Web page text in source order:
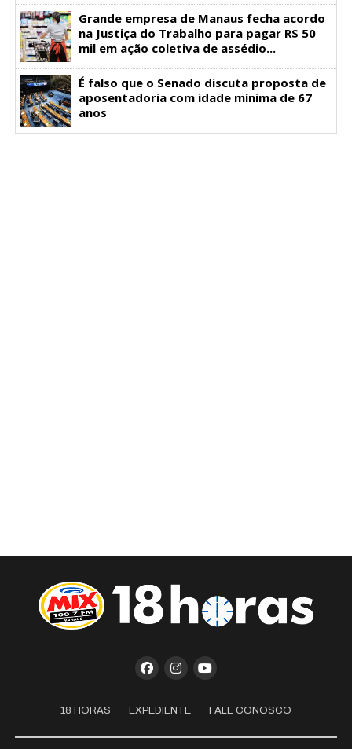
Grande empresa de Manaus fecha acordo
na Justiça do Trabalho para pagar R$ 50
mil em ação coletiva de assédio...
É falso que o Senado discuta proposta de
aposentadoria com idade mínima de 67
anos
18 HORAS EXPEDIENTE FALE CONOSCO